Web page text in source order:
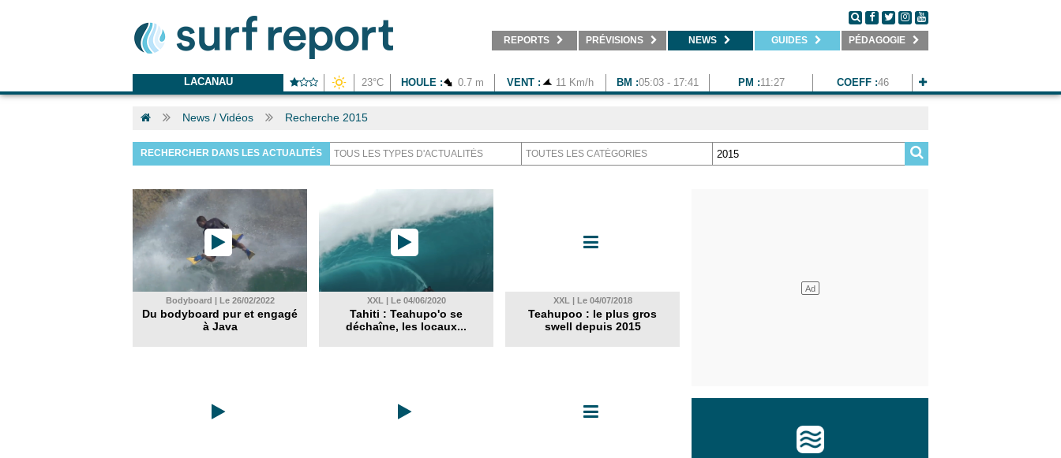
REPORTS PRÉVISIONS NEWS GUIDES PÉDAGOGIE
LACANAU 23°C HOULE : 0.7 m VENT : 11 Km/h BM :05:03 - 17:41 PM :11:27 COEFF :46
News / Vidéos Recherche 2015
RECHERCHER DANS LES ACTUALITÉS
Bodyboard | Le 26/02/2022
Du bodyboard pur et engagé
à Java
XXL | Le 04/06/2020
Tahiti : Teahupo'o se
déchaîne, les locaux...
XXL | Le 04/07/2018
Teahupoo : le plus gros
swell depuis 2015